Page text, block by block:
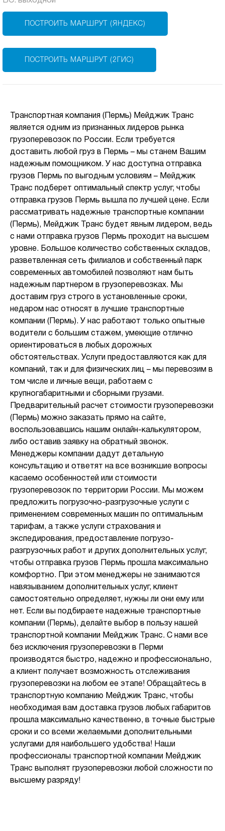
ПОСТРОИТЬ МАРШРУТ (ЯНДЕКС)
ПОСТРОИТЬ МАРШРУТ (2ГИС)
Транспортная компания (Пермь) Мейджик Транс
является одним из признанных лидеров рынка
грузоперевозок по России. Если требуется
доставить любой груз в Пермь – мы станем Вашим
надежным помощником. У нас доступна отправка
грузов Пермь по выгодным условиям – Мейджик
Транс подберет оптимальный спектр услуг, чтобы
отправка грузов Пермь вышла по лучшей цене. Если
рассматривать надежные транспортные компании
(Пермь), Мейджик Транс будет явным лидером, ведь
с нами отправка грузов Пермь проходит на высшем
уровне. Большое количество собственных складов,
разветвленная сеть филиалов и собственный парк
современных автомобилей позволяют нам быть
надежным партнером в грузоперевозках. Мы
доставим груз строго в установленные сроки,
недаром нас относят в лучшие транспортные
компании (Пермь). У нас работают только опытные
водители с большим стажем, умеющие отлично
ориентироваться в любых дорожных
обстоятельствах. Услуги предоставляются как для
компаний, так и для физических лиц – мы перевозим в
том числе и личные вещи, работаем с
крупногабаритными и сборными грузами.
Предварительный расчет стоимости грузоперевозки
(Пермь) можно заказать прямо на сайте,
воспользовавшись нашим онлайн-калькулятором,
либо оставив заявку на обратный звонок.
Менеджеры компании дадут детальную
консультацию и ответят на все возникшие вопросы
касаемо особенностей или стоимости
грузоперевозок по территории России. Мы можем
предложить погрузочно-разгрузочные услуги с
применением современных машин по оптимальным
тарифам, а также услуги страхования и
экспедирования, предоставление погрузо-
разгрузочных работ и других дополнительных услуг,
чтобы отправка грузов Пермь прошла максимально
комфортно. При этом менеджеры не занимаются
навязыванием дополнительных услуг, клиент
самостоятельно определяет, нужны ли они ему или
нет. Если вы подбираете надежные транспортные
компании (Пермь), делайте выбор в пользу нашей
транспортной компании Мейджик Транс. С нами все
без исключения грузоперевозки в Перми
производятся быстро, надежно и профессионально,
а клиент получает возможность отслеживания
грузоперевозки на любом ее этапе! Обращайтесь в
транспортную компанию Мейджик Транс, чтобы
необходимая вам доставка грузов любых габаритов
прошла максимально качественно, в точные быстрые
сроки и со всеми желаемыми дополнительными
услугами для наибольшего удобства! Наши
профессионалы транспортной компании Мейджик
Транс выполнят грузоперевозки любой сложности по
высшему разряду!